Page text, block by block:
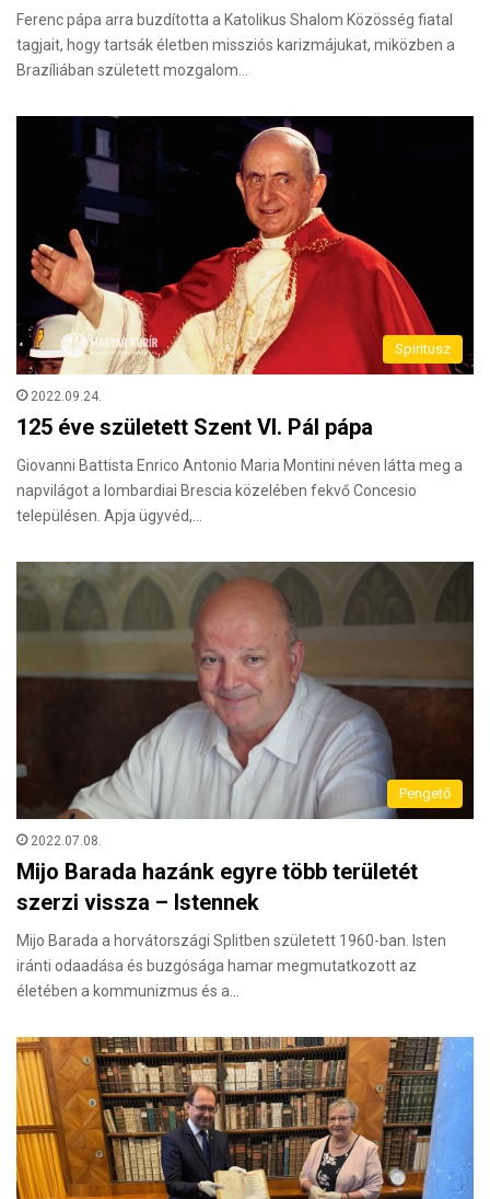
Ferenc pápa arra buzdította a Katolikus Shalom Közösség fiatal
tagjait, hogy tartsák életben missziós karizmájukat, miközben a
Brazíliában született mozgalom…
Spiritusz
2022.09.24.
125 éve született Szent VI. Pál pápa
Giovanni Battista Enrico Antonio Maria Montini néven látta meg a
napvilágot a lombardiai Brescia közelében fekvő Concesio
településen. Apja ügyvéd,…
Pengető
2022.07.08.
Mijo Barada hazánk egyre több területét
szerzi vissza – Istennek
Mijo Barada a horvátországi Splitben született 1960-ban. Isten
iránti odaadása és buzgósága hamar megmutatkozott az
életében a kommunizmus és a…